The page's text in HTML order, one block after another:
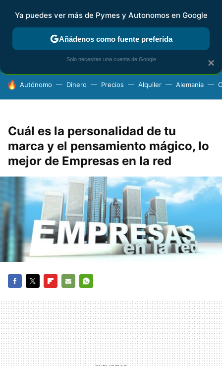
FISCALIDAD Y CONTABILIDAD KIT DIGITAL RENTA
HOY SE HABLA DE
Autónomo Dinero Precios Alquiler Alemania
Cuál es la personalidad de tu
marca y el pensamiento mágico, lo
mejor de Empresas en la red
MAIL
×
Ya puedes ver más de Pymes y Autonomos en Google
Añádenos como fuente preferida
Solo necesitas una cuenta de Google